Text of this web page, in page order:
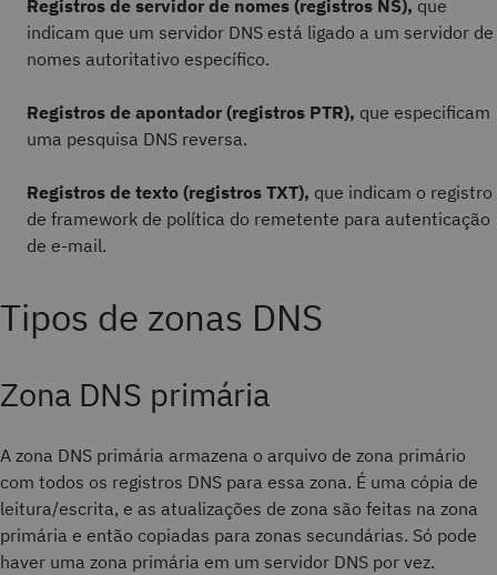
Registros de servidor de nomes (registros NS), que
indicam que um servidor DNS está ligado a um servidor de
nomes autoritativo específico.
Registros de apontador (registros PTR), que especificam
uma pesquisa DNS reversa.
Registros de texto (registros TXT), que indicam o registro
de framework de política do remetente para autenticação
de e-mail.
Tipos de zonas DNS
Zona DNS primária
A zona DNS primária armazena o arquivo de zona primário
com todos os registros DNS para essa zona. É uma cópia de
leitura/escrita, e as atualizações de zona são feitas na zona
primária e então copiadas para zonas secundárias. Só pode
haver uma zona primária em um servidor DNS por vez.